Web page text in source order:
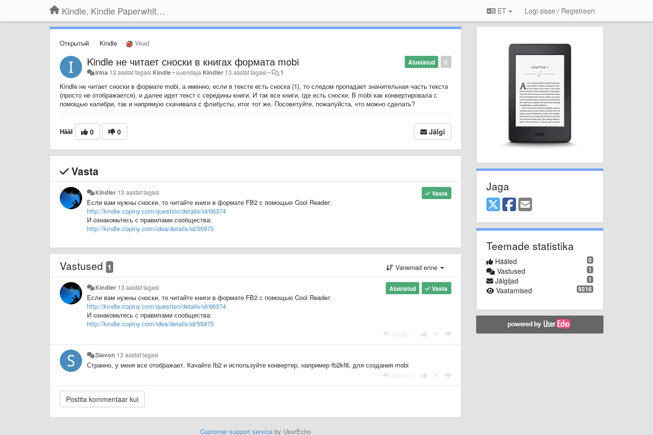
Kindle, Kindle Paperwhite, Kindle Voyage ET Logi sisse / Registreeri
Открытый Kindle Vead
0
Alustatud
Kindle не читает сноски в книгах формата mobi
Irina 13 aastat tagasi Kindle•uuendaja Kindler 13 aastat tagasi • 1
Kindle не читает сноски в формате mobi, а именно, если в тексте есть сноска {1}, то следом пропадает значительная часть текста
(просто не отображается), и далее идет текст с середины книги. И так все книги, где есть сноски. В mobi как конвертировала с
помощью калибри, так и напрямую скачивала с флибусты, итог тот же. Посоветуйте, пожалуйста, что можно сделать?
Hääl 0 0 Jälgi
Vasta
Vasta
Kindler 13 aastat tagasi
Если вам нужны сноски, то читайте книги в формате FB2 с помощью Cool Reader:
http://kindle.copiny.com/question/details/id/66374
И ознакомьтесь с правилами сообщества:
http://kindle.copiny.com/idea/details/id/55975
Vastused 1 Vanemad enne
Vasta
Alustatud
Kindler 13 aastat tagasi
Если вам нужны сноски, то читайте книги в формате FB2 с помощью Cool Reader:
http://kindle.copiny.com/question/details/id/66374
И ознакомьтесь с правилами сообщества:
http://kindle.copiny.com/idea/details/id/55975
Vasta
Slavon 13 aastat tagasi
​Странно, у меня все отображает. Качайте fb2 и используйте конвертер, например fb2kf8, для создания mobi
Vasta
Customer support serviceby UserEcho
Jaga
Teemade statistika
0
Hääled
1
Vastused
1
Jälgijad
9216
Vaatamised